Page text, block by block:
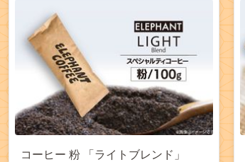
コーヒー 粉 「ライトブレンド」